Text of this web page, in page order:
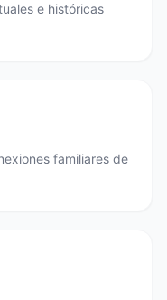
e históricas
familiares de